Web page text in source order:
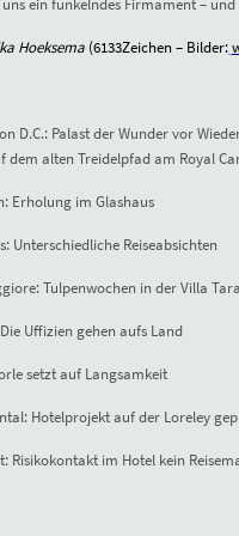
ein funkelndes Firmament –
Hoeksema (6133Zeichen – Bilder:
D.C.: Palast der Wunder vor
dem alten Treidelpfad am Royal
Erholung im Glashaus
Unterschiedliche Reiseabsichten
Tulpenwochen in der Villa
Uffizien gehen aufs Land
setzt auf Langsamkeit
Hotelprojekt auf der Loreley
Risikokontakt im Hotel kein